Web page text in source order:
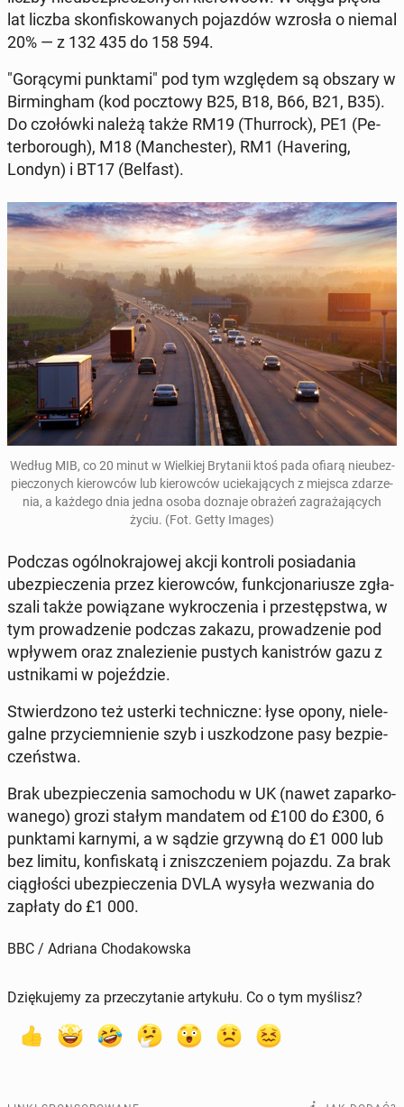
lat liczba skon­fi­sko­wa­nych po­jaz­dów wzrosła o niemal
20% — z 132 435 do 158 594.
"Go­rą­cy­mi punk­ta­mi" pod tym wzglę­dem są obszary w
Bir­ming­ham (kod pocz­to­wy B25, B18, B66, B21, B35).
Do czo­łów­ki należą także RM19 (Thur­rock), PE1 (Pe­
ter­bo­ro­ugh), M18 (Man­che­ster), RM1 (Ha­ve­ring,
Londyn) i BT17 (Belfast).
Według MIB, co 20 minut w Wiel­kiej Bry­ta­nii ktoś pada ofiarą nie­ubez­
pie­czo­nych kie­row­ców lub kie­row­ców ucie­ka­ją­cych z miejsca zda­rze­
nia, a każdego dnia jedna osoba doznaje obrażeń za­gra­ża­ją­cych
życiu. (Fot. Getty Images)
Podczas ogól­no­kra­jo­wej akcji kon­tro­li po­sia­da­nia
ubez­pie­cze­nia przez kie­row­ców, funk­cjo­na­riu­sze zgła­
sza­li także po­wią­za­ne wy­kro­cze­nia i prze­stęp­stwa, w
tym pro­wa­dze­nie podczas zakazu, pro­wa­dze­nie pod
wpływem oraz zna­le­zie­nie pustych ka­ni­strów gazu z
ust­ni­ka­mi w po­jeź­dzie.
Stwier­dzo­no też usterki tech­nicz­ne: łyse opony, nie­le­
gal­ne przy­ciem­nie­nie szyb i uszko­dzo­ne pasy bez­pie­
czeń­stwa.
Brak ubez­pie­cze­nia sa­mo­cho­du w UK (nawet za­par­ko­
wa­ne­go) grozi stałym man­da­tem od £100 do £300, 6
punk­ta­mi karnymi, a w sądzie grzywną do £1 000 lub
bez limitu, kon­fi­ska­tą i znisz­cze­niem pojazdu. Za brak
cią­gło­ści ubez­pie­cze­nia DVLA wysyła we­zwa­nia do
zapłaty do £1 000.
BBC / Adriana Chodakowska
Dziękujemy za przeczytanie artykułu. Co o tym myślisz?